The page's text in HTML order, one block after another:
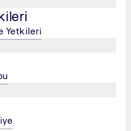
Yetkileri
... Analiz Yöntemleri Eğitimi
Ekonomik
Eğitimi
proaktif bir yaklaşım